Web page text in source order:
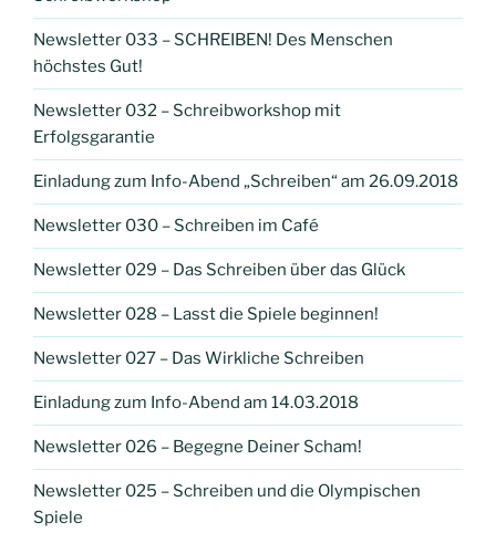
Newsletter 033 – SCHREIBEN! Des Menschen
höchstes Gut!
Newsletter 032 – Schreibworkshop mit
Erfolgsgarantie
Einladung zum Info-Abend „Schreiben“ am 26.09.2018
Newsletter 030 – Schreiben im Café
Newsletter 029 – Das Schreiben über das Glück
Newsletter 028 – Lasst die Spiele beginnen!
Newsletter 027 – Das Wirkliche Schreiben
Einladung zum Info-Abend am 14.03.2018
Newsletter 026 – Begegne Deiner Scham!
Newsletter 025 – Schreiben und die Olympischen
Spiele